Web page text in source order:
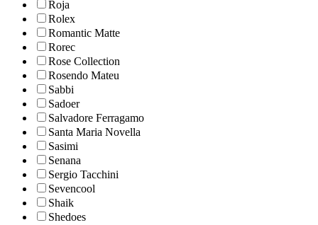
Roja
Rolex
Romantic Matte
Rorec
Rose Collection
Rosendo Mateu
Sabbi
Sadoer
Salvadore Ferragamo
Santa Maria Novella
Sasimi
Senana
Sergio Tacchini
Sevencool
Shaik
Shedoes